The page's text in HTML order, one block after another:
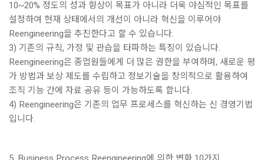
10~20% 정도의 성과 향상이 목표가 아니라 더욱 야심적인 목표를
설정하여 현재 상태에서의 개선이 아니라 혁신을 이루어야
Reengineering을 추진한다고 할 수 있습니다.
3) 기존의 규칙, 가정 및 관습을 타파하는 특징이 있습니다.
Reengineering은 종업원들에게 더 많은 권한을 부여하며, 새로운 평
가 방법과 보상 제도를 수립하고 정보기술을 창의적으로 활용하여
조직 기능 간에 자료 공유 등이 가능하도록 합니다.
4) Reengineering은 기존의 업무 프로세스를 혁신하는 신 경영기법
입니다.